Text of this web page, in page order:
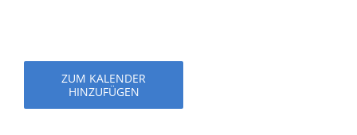
ZUM KALENDER
HINZUFÜGEN